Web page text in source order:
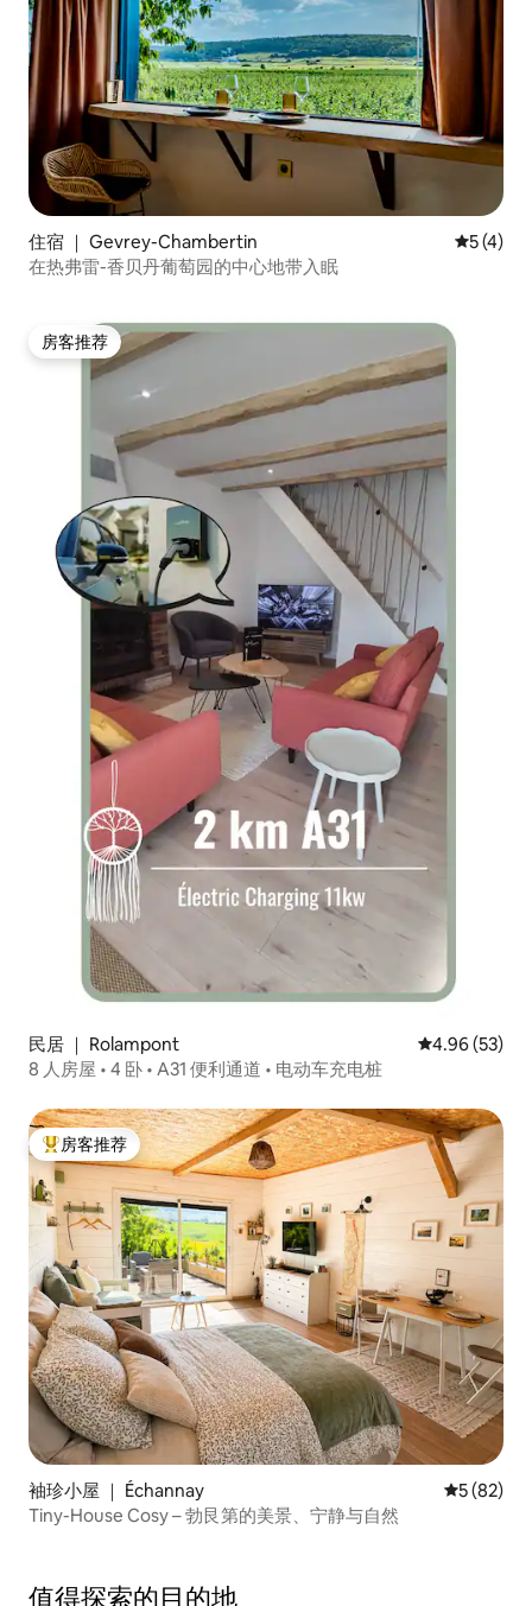
住宿 ｜ Gevrey-Chambertin 平均评分
5 (4)
在热弗雷-香贝丹葡萄园的中心地带入眠
房客推荐
房客推荐
民居 ｜ Rolampont 平均评分
4.96 (53)
8 人房屋 • 4 卧 • A31 便利通道 • 电动车充电桩
热门「房客推荐」
房客推荐
袖珍小屋 ｜ Échannay 平均评分
5 (82)
Tiny-House Cosy – 勃艮第的美景、宁静与自然
值得探索的目的地